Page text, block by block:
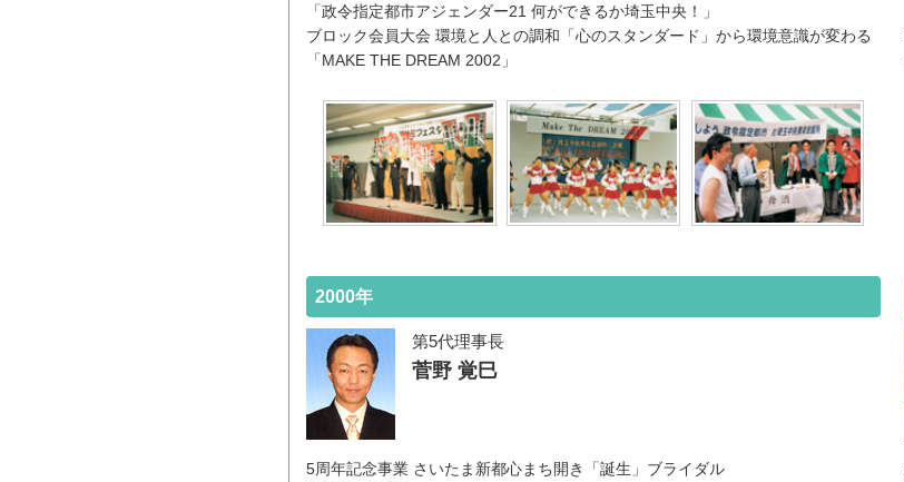
「政令指定都市アジェンダー21 何ができるか埼玉中央！」
ブロック会員大会 環境と人との調和「心のスタンダード」から環境意識が変わる
「MAKE THE DREAM 2002」
2000年
第5代理事長
菅野 覚巳
5周年記念事業 さいたま新都心まち開き「誕生」ブライダル